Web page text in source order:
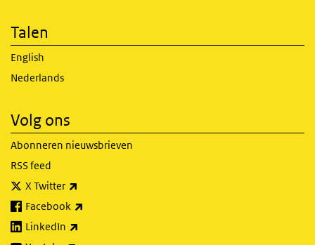
Talen
English
Nederlands
Volg ons
Abonneren nieuwsbrieven
RSS feed
X Twitter
Facebook
LinkedIn